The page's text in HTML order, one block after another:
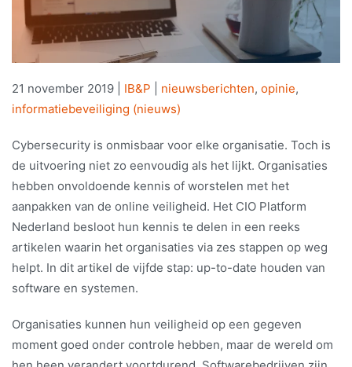
21 november 2019 IB&P nieuwsberichten, opinie,
informatiebeveiliging (nieuws)
Cybersecurity is onmisbaar voor elke organisatie. Toch is
de uitvoering niet zo eenvoudig als het lijkt. Organisaties
hebben onvoldoende kennis of worstelen met het
aanpakken van de online veiligheid. Het CIO Platform
Nederland besloot hun kennis te delen in een reeks
artikelen waarin het organisaties via zes stappen op weg
helpt. In dit artikel de vijfde stap: up-to-date houden van
software en systemen.
Organisaties kunnen hun veiligheid op een gegeven
moment goed onder controle hebben, maar de wereld om